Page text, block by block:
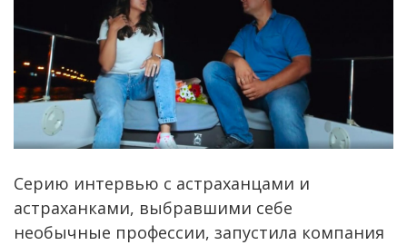
Серию интервью с астраханцами и
астраханками, выбравшими себе
необычные профессии, запустила компания